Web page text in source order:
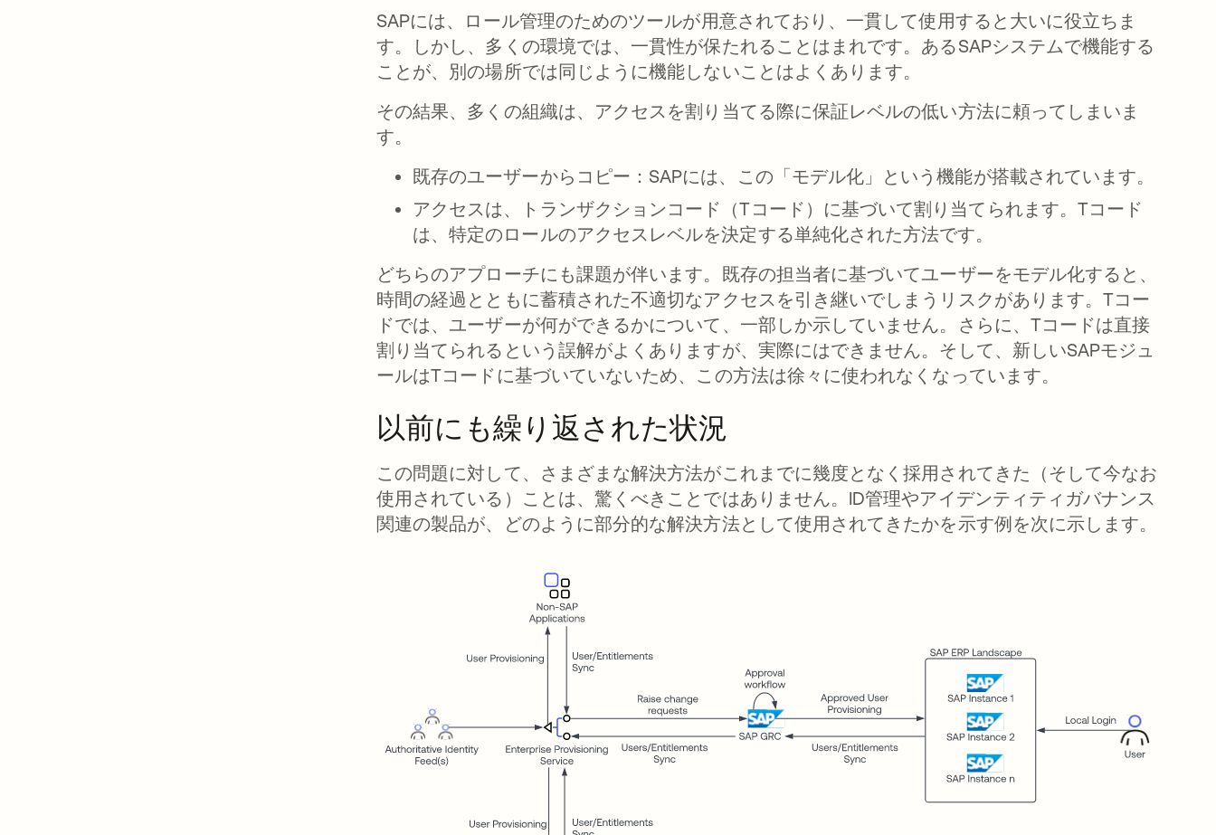
SAPには、ロール管理のためのツールが用意されており、一貫して使用すると大いに役立ちま
す。しかし、多くの環境では、一貫性が保たれることはまれです。あるSAPシステムで機能する
ことが、別の場所では同じように機能しないことはよくあります。
その結果、多くの組織は、アクセスを割り当てる際に保証レベルの低い方法に頼ってしまいま
す。
既存のユーザーからコピー：SAPには、この「モデル化」という機能が搭載されています。
アクセスは、トランザクションコード（Tコード）に基づいて割り当てられます。Tコード
は、特定のロールのアクセスレベルを決定する単純化された方法です。
どちらのアプローチにも課題が伴います。既存の担当者に基づいてユーザーをモデル化すると、
時間の経過とともに蓄積された不適切なアクセスを引き継いでしまうリスクがあります。Tコー
ドでは、ユーザーが何ができるかについて、一部しか示していません。さらに、Tコードは直接
割り当てられるという誤解がよくありますが、実際にはできません。そして、新しいSAPモジュ
ールはTコードに基づいていないため、この方法は徐々に使われなくなっています。
以前にも繰り返された状況
この問題に対して、さまざまな解決方法がこれまでに幾度となく採用されてきた（そして今なお
使用されている）ことは、驚くべきことではありません。ID管理やアイデンティティガバナンス
関連の製品が、どのように部分的な解決方法として使用されてきたかを示す例を次に示します。